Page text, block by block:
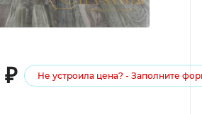
₽ Не устроила цена? - Заполните